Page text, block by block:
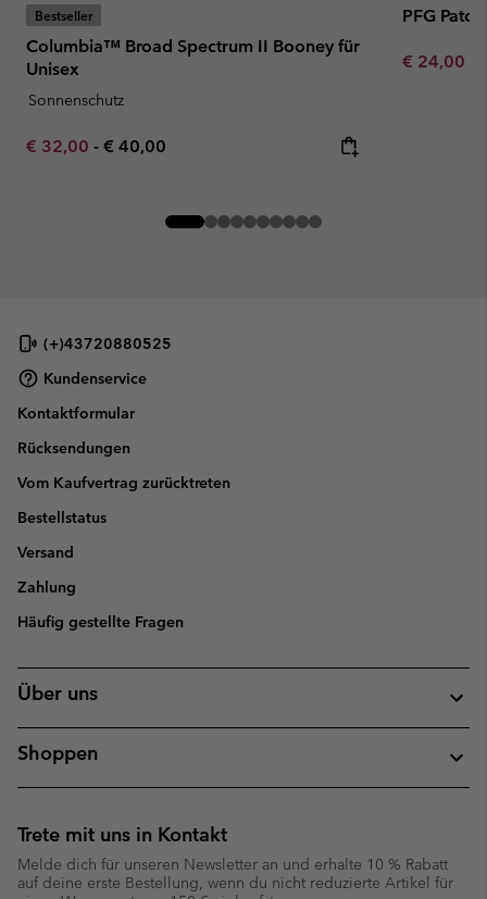
Bestseller
Columbia™ Broad Spectrum II Booney für
Unisex
Sonnenschutz
Minimum sale price:
€ 32,00 - Maximum price:
€ 40,00
PFG
Minimum
€ 24,00
(+)43720880525
Kundenservice
Kontaktformular
Rücksendungen
Vom Kaufvertrag zurücktreten
Bestellstatus
Versand
Zahlung
Häufig gestellte Fragen
Über uns
Shoppen
Trete mit uns in Kontakt
Melde dich für unseren Newsletter an und erhalte 10 % Rabatt
auf deine erste Bestellung, wenn du nicht reduzierte Artikel für